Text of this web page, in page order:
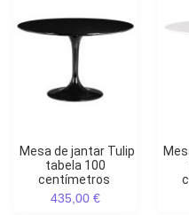
Mesa de jantar Tulip
tabela 100
centímetros
435,00 €
Mesa de jantar Tulip